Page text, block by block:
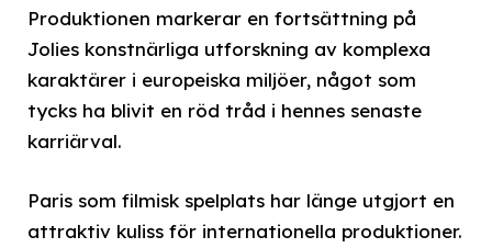
Produktionen markerar en fortsättning på
Jolies konstnärliga utforskning av komplexa
karaktärer i europeiska miljöer, något som
tycks ha blivit en röd tråd i hennes senaste
karriärval.
Paris som filmisk spelplats har länge utgjort en
attraktiv kuliss för internationella produktioner.